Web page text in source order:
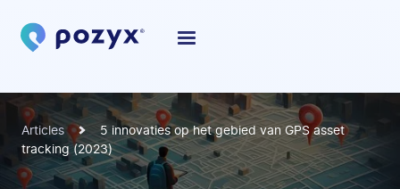
Articles
5 innovaties op het gebied van GPS asset
tracking (2023)